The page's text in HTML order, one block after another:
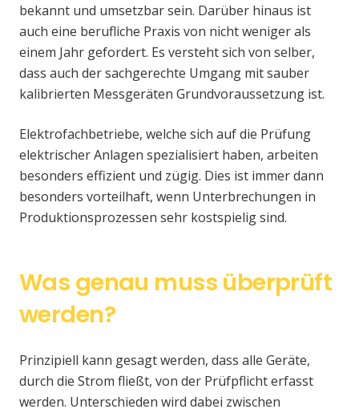
bekannt und umsetzbar sein. Darüber hinaus ist
auch eine berufliche Praxis von nicht weniger als
einem Jahr gefordert. Es versteht sich von selber,
dass auch der sachgerechte Umgang mit sauber
kalibrierten Messgeräten Grundvoraussetzung ist.
Elektrofachbetriebe, welche sich auf die Prüfung
elektrischer Anlagen spezialisiert haben, arbeiten
besonders effizient und zügig. Dies ist immer dann
besonders vorteilhaft, wenn Unterbrechungen in
Produktionsprozessen sehr kostspielig sind.
Was genau muss überprüft
werden?
Prinzipiell kann gesagt werden, dass alle Geräte,
durch die Strom fließt, von der Prüfpflicht erfasst
werden. Unterschieden wird dabei zwischen